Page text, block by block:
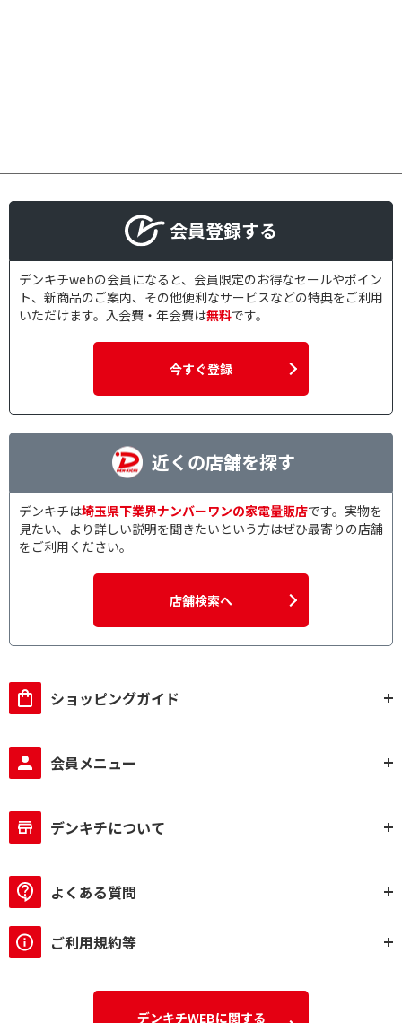
会員登録する
デンキチwebの会員になると、会員限定のお得なセールやポイン
ト、新商品のご案内、その他便利なサービスなどの特典をご利用
いただけます。入会費・年会費は無料です。
今すぐ登録
近くの店舗を探す
デンキチは埼玉県下業界ナンバーワンの家電量販店です。実物を
見たい、より詳しい説明を聞きたいという方はぜひ最寄りの店舗
をご利用ください。
店舗検索へ
ショッピングガイド
会員メニュー
デンキチについて
よくある質問
ご利用規約等
デンキチWEBに関する